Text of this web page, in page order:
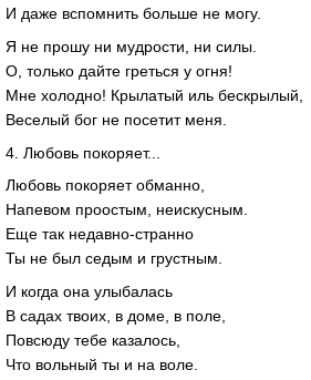
И даже вспомнить больше не могу.
Я не прошу ни мудрости, ни силы.
О, только дайте греться у огня!
Мне холодно! Крылатый иль бескрылый,
Веселый бог не посетит меня.
4. Любовь покоряет...
Любовь покоряет обманно,
Напевом проостым, неискусным.
Еще так недавно-странно
Ты не был седым и грустным.
И когда она улыбалась
В садах твоих, в доме, в поле,
Повсюду тебе казалось,
Что вольный ты и на воле.